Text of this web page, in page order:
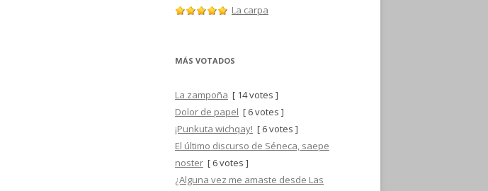
La carpa
MÁS VOTADOS
La zampoña [ 14 votes ]
Dolor de papel [ 6 votes ]
¡Punkuta wichqay! [ 6 votes ]
El último discurso de Séneca, saepe
noster [ 6 votes ]
¿Alguna vez me amaste desde Las